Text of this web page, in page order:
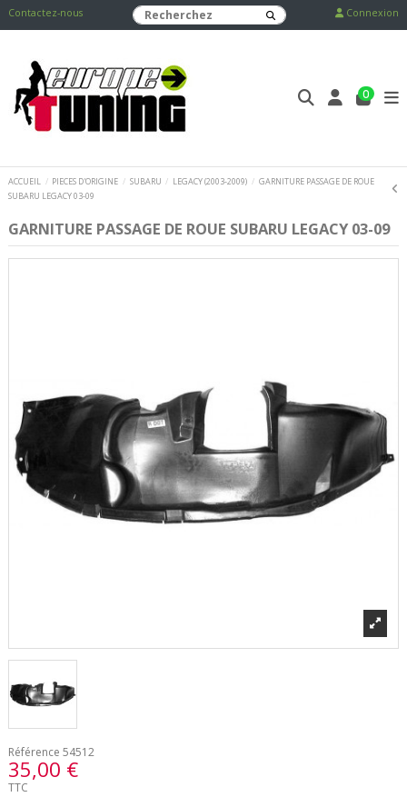
Contactez-nous Connexion
0
ACCUEIL PIECES D'ORIGINE SUBARU LEGACY (2003-2009)
GARNITURE PASSAGE DE ROUE
SUBARU LEGACY 03-09
GARNITURE PASSAGE DE ROUE SUBARU LEGACY 03-09
Référence 54512
35,00 €
TTC